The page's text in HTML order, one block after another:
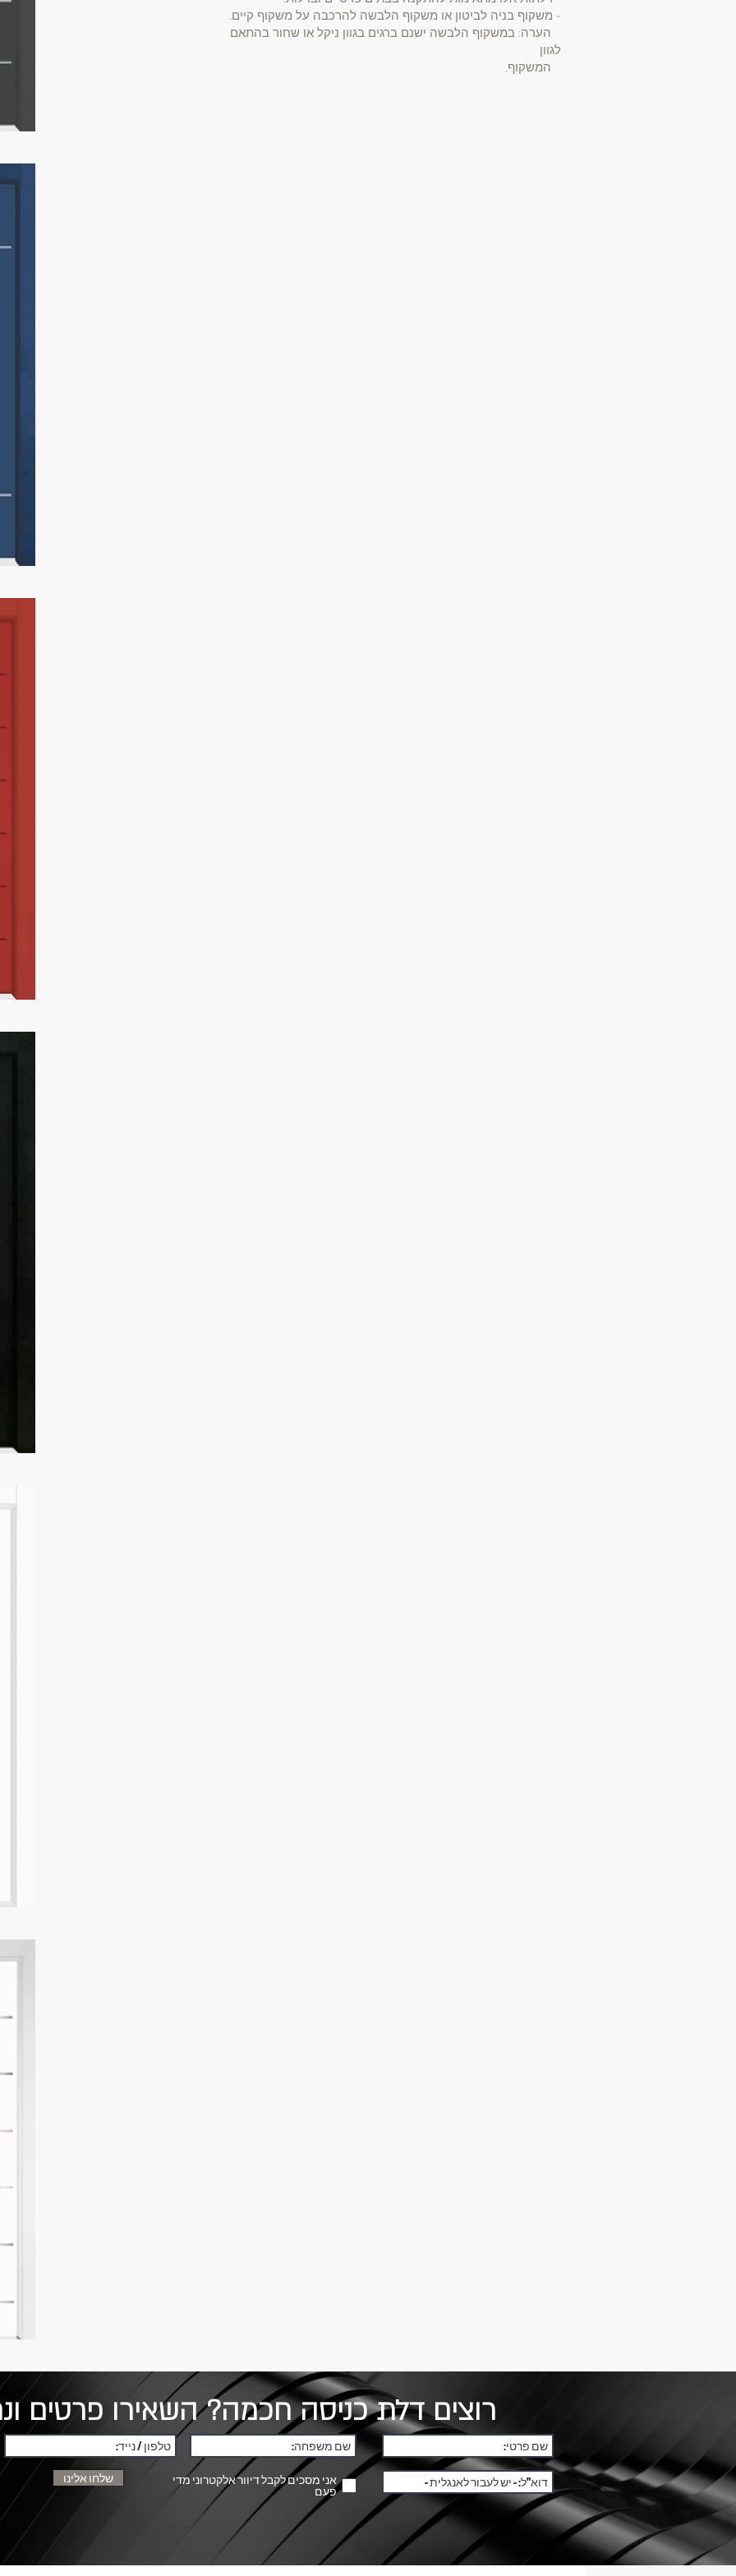
- משקוף בניה לביטון או משקוף הלבשה להרכבה על משקוף קיים.
הערה: במשקוף הלבשה ישנם ברגים בגוון ניקל או שחור בהתאם
לגוון
המשקוף.
רוצים דלת כניסה חכמה? השאירו פרטים
שלחו אלינו
אני מסכים לקבל דיוור אלקטרוני מדי
פעם